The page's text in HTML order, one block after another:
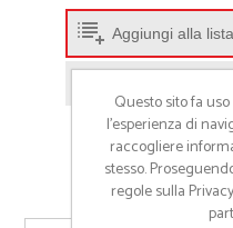
Aggiungi alla
Questo sito fa
l’esperienza di
raccogliere
stesso.
regole sulla